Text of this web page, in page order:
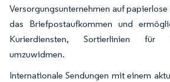
Versorgungsunternehmen auf
das Briefpostaufkommen und
Kurierdiensten, Sortierlinien für E-
umzuwidmen.
Internationale Sendungen mit einem